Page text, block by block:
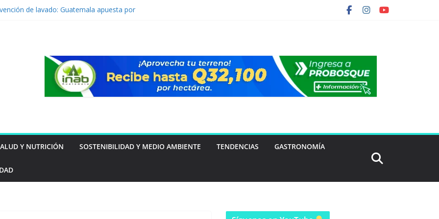
de lavado: Guatemala apuesta por
rendimiento se presentará durante el
Roadshow de Vertiv en
del inmueble: las familias guatemaltecas
y la seguridad
mascota puede estar intentando decirte
Y NUTRICIÓN SOSTENIBILIDAD Y MEDIO AMBIENTE TENDENCIAS GASTRONOMÍA